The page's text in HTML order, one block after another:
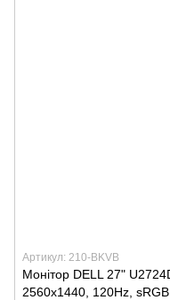
Артикул: 210-BKVB
Монітор DELL 27"
2560x1440, 120Hz,